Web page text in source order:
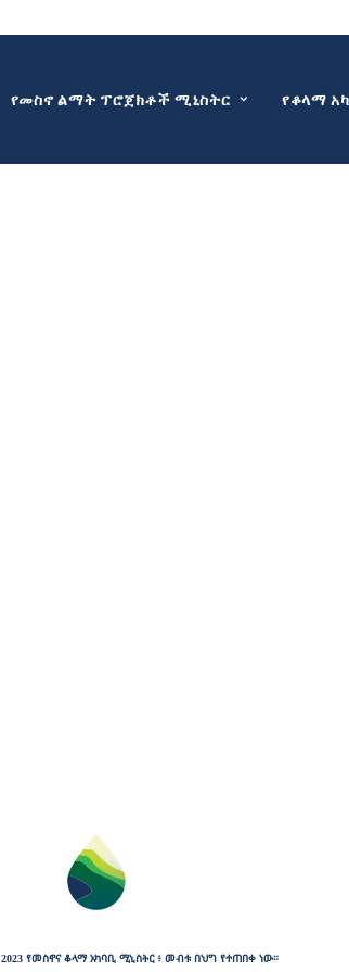
የመስኖ ልማት ፕሮጀክቶች ሚኒስትር የቆላማ
2023 የመስኖና ቆላማ አካባቢ ሚኒስትር ፥ መብቱ በህግ የተጠበቀ ነው።